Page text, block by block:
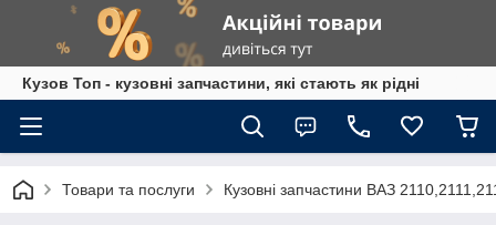
Кузов Топ - кузовні запчастини, які стають як рідні
Товари та послуги Кузовні запчастини ВАЗ